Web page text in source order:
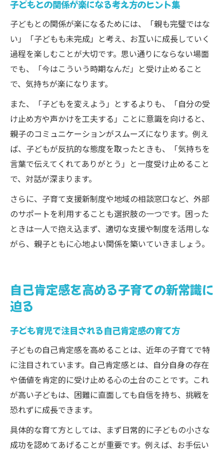
子どもとの関係が楽になる考え方のヒント集
子どもとの関係が楽になるためには、「親も完璧ではな
い」「子どもも未完成」と考え、お互いに成長していく
過程を楽しむことが大切です。思い通りにならない場面
でも、「今はこういう時期なんだ」と受け止めること
で、気持ちが楽になります。
また、「子どもを変えよう」とするよりも、「自分の受
け止め方や声かけを工夫する」ことに意識を向けると、
親子のコミュニケーションがスムーズになります。例え
ば、子どもが反抗的な態度を取ったときも、「気持ちを
言葉で伝えてくれてありがとう」と一度受け止めること
で、対話が深まります。
さらに、子育て支援新制度や地域の相談窓口など、外部
のサポートを利用することも選択肢の一つです。困った
ときは一人で抱え込まず、適切な支援や制度を活用しな
がら、親子ともに心地よい関係を築いていきましょう。
自己肯定感を高める子育ての新常識に
迫る
子ども育児で注目される自己肯定感の育て方
子どもの自己肯定感を高めることは、近年の子育てで特
に注目されています。自己肯定感とは、自分自身の存在
や価値を肯定的に受け止める心の土台のことです。これ
が高い子どもは、困難に直面しても自信を持ち、挑戦を
恐れずに成長できます。
具体的な育て方としては、まず日常的に子どもの小さな
成功を認めてあげることが重要です。例えば、お手伝い